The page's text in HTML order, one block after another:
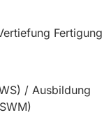
Fertigung
/ Ausbildung